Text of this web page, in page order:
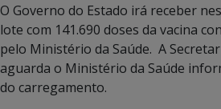
O Governo do Estado irá receber
lote com 141.690 doses da vacina
pelo Ministério da Saúde. A
aguarda o Ministério da Saúde
do carregamento.